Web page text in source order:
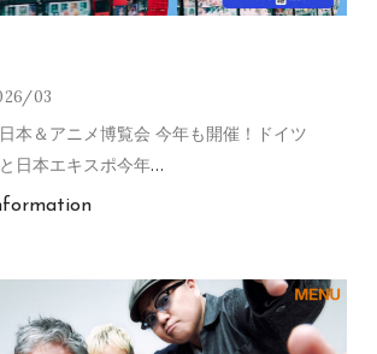
03
本＆アニメ博覧会 今年も開催！ドイツ
日本エキスポ今年…